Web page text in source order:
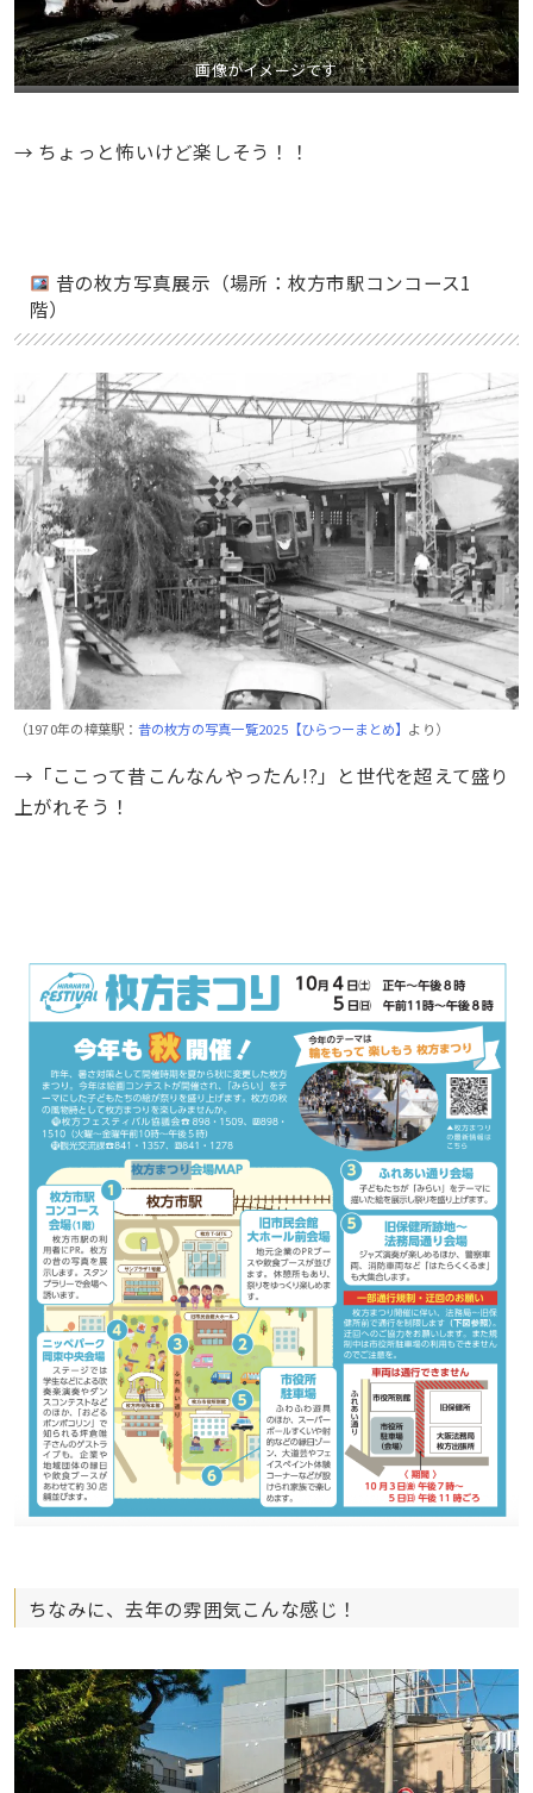
画像がイメージです
→ ちょっと怖いけど楽しそう！！
昔の枚方写真展示（場所：枚方市駅コンコース1
階）
（1970年の樟葉駅： 昔の枚方の写真一覧2025【ひらつーまとめ】 より）
→「ここって昔こんなんやったん!?」と世代を超えて盛り
上がれそう！
ちなみに、去年の雰囲気こんな感じ！